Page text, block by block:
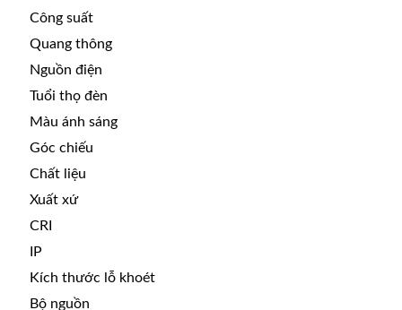
Công suất
Quang thông
Nguồn điện
Tuổi thọ đèn
Màu ánh sáng
Góc chiếu
Chất liệu
Xuất xứ
CRI
IP
Kích thước lỗ khoét
Bộ nguồn